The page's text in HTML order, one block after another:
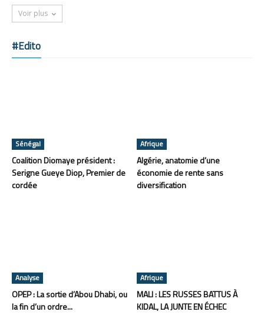
Voir plus
#Edito
Sénégal
Coalition Diomaye président :
Serigne Gueye Diop, Premier de
cordée
Afrique
Algérie, anatomie d’une
économie de rente sans
diversification
Analyse
OPEP : La sortie d’Abou Dhabi, ou
la fin d’un ordre...
Afrique
MALI : LES RUSSES BATTUS À
KIDAL, LA JUNTE EN ÉCHEC